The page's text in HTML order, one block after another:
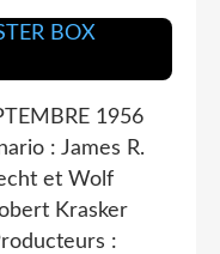
1956
: James R.
et Wolf
Krasker
: